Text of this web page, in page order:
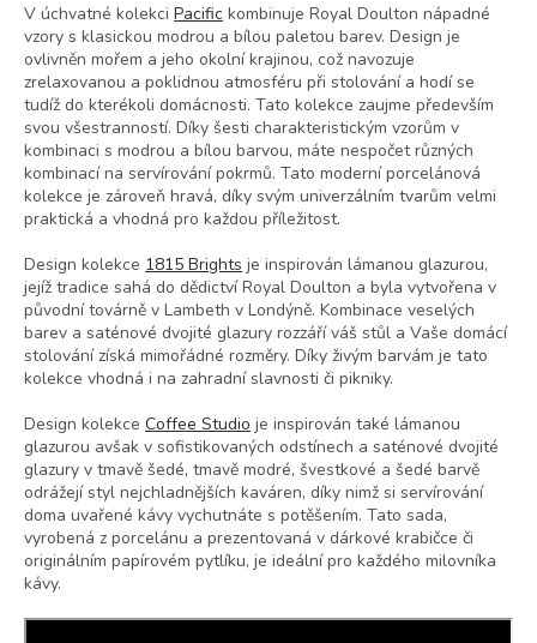
V úchvatné kolekci Pacific kombinuje Royal Doulton nápadné
vzory s klasickou modrou a bílou paletou barev. Design je
ovlivněn mořem a jeho okolní krajinou, což navozuje
zrelaxovanou a poklidnou atmosféru při stolování a hodí se
tudíž do kterékoli domácnosti. Tato kolekce zaujme především
svou všestranností. Díky šesti charakteristickým vzorům v
kombinaci s modrou a bílou barvou, máte nespočet různých
kombinací na servírování pokrmů. Tato moderní porcelánová
kolekce je zároveň hravá, díky svým univerzálním tvarům velmi
praktická a vhodná pro každou příležitost.
Design kolekce 1815 Brights je inspirován lámanou glazurou,
jejíž tradice sahá do dědictví Royal Doulton a byla vytvořena v
původní továrně v Lambeth v Londýně. Kombinace veselých
barev a saténové dvojité glazury rozzáří váš stůl a Vaše domácí
stolování získá mimořádné rozměry. Díky živým barvám je tato
kolekce vhodná i na zahradní slavnosti či pikniky.
Design kolekce Coffee Studio je inspirován také lámanou
glazurou avšak v sofistikovaných odstínech a saténové dvojité
glazury v tmavě šedé, tmavě modré, švestkové a šedé barvě
odrážejí styl nejchladnějších kaváren, díky nimž si servírování
doma uvařené kávy vychutnáte s potěšením. Tato sada,
vyrobená z porcelánu a prezentovaná v dárkové krabičce či
originálním papírovém pytlíku, je ideální pro každého milovníka
kávy.